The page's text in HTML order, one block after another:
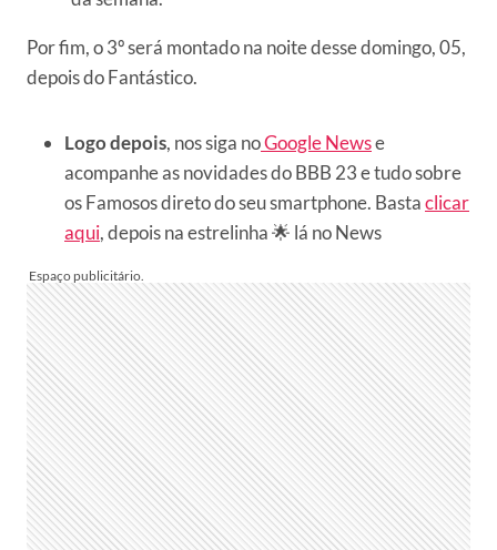
Por fim, o 3º será montado na noite desse domingo, 05,
depois do Fantástico.
Logo depois, nos siga noGoogle Newse
acompanhe as novidades do BBB 23 e tudo sobre
os Famosos direto do seu smartphone. Bastaclicar
aqui, depois na estrelinha 🌟 lá no News